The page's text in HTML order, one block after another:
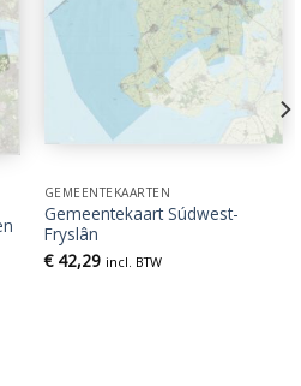
GEMEENTEKAARTEN
Gemeentekaart Súdwest-
Fryslân
€42,29 incl. BTW